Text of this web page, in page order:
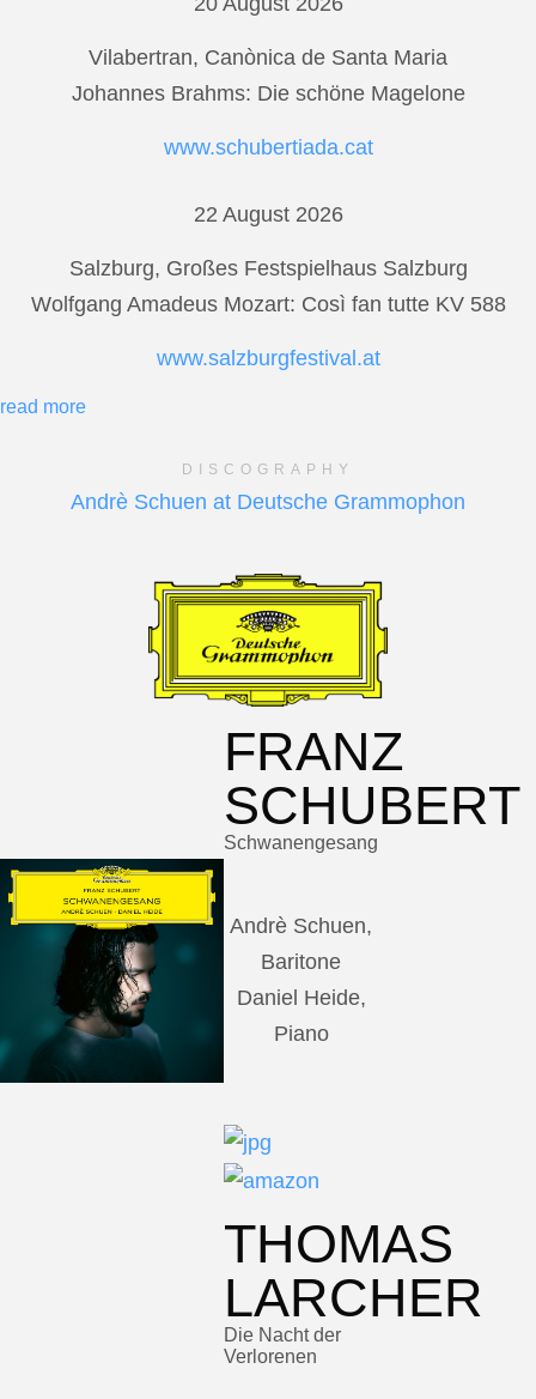
Vilabertran, Canònica de Santa Maria
Johannes Brahms: Die schöne Magelone
www.schubertiada.cat
22 August 2026
Salzburg, Großes Festspielhaus Salzburg
Wolfgang Amadeus Mozart: Così fan tutte KV 588
www.salzburgfestival.at
read more
DISCOGRAPHY
Andrè Schuen at Deutsche Grammophon
FRANZ
SCHUBERT
Schwanengesang
Andrè Schuen,
Baritone
Daniel Heide,
Piano
THOMAS
LARCHER
Die Nacht der
Verlorenen